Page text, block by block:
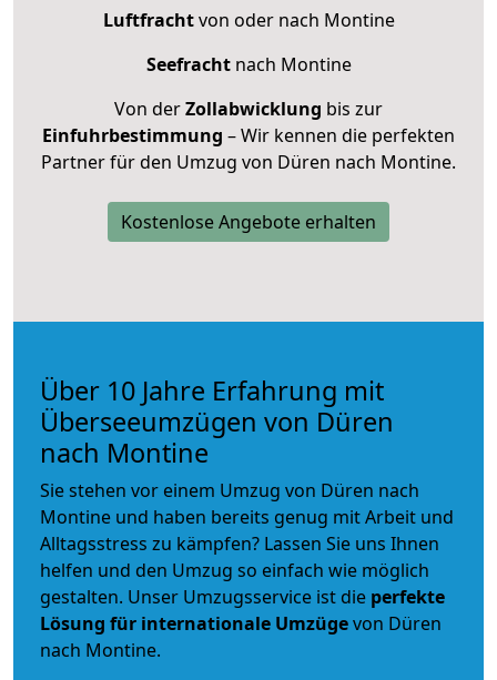
Luftfrachtvon oder nach Montine
Seefrachtnach Montine
Von derZollabwicklung bis zur
Einfuhrbestimmung – Wir kennen die perfekten
Partner für den Umzug von Düren nach Montine.
Kostenlose Angebote erhalten
Über 10 Jahre Erfahrung mit
Überseeumzügen von Düren
nach Montine
Sie stehen vor einem Umzug von Düren nach
Montine und haben bereits genug mit Arbeit und
Alltagsstress zu kämpfen? Lassen Sie uns Ihnen
helfen und den Umzug so einfach wie möglich
gestalten. Unser Umzugsservice ist die perfekte
Lösung für internationale Umzügevon Düren
nach Montine.